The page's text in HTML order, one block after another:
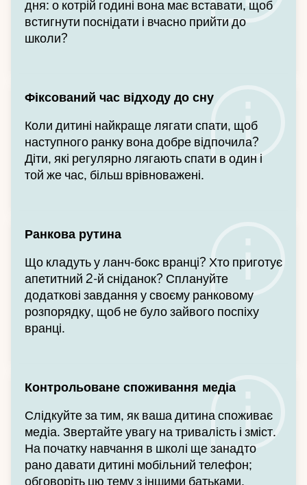
дня: о котрій годині вона має вставати, щоб
встигнути поснідати і вчасно прийти до
школи?
Фіксований час відходу до сну
Коли дитині найкраще лягати спати, щоб
наступного ранку вона добре відпочила?
Діти, які регулярно лягають спати в один і
той же час, більш врівноважені.
Ранкова рутина
Що кладуть у ланч-бокс вранці? Хто приготує
апетитний 2-й сніданок? Сплануйте
додаткові завдання у своєму ранковому
розпорядку, щоб не було зайвого поспіху
вранці.
Контрольоване споживання медіа
Слідкуйте за тим, як ваша дитина споживає
медіа. Звертайте увагу на тривалість і зміст.
На початку навчання в школі ще занадто
рано давати дитині мобільний телефон;
обговоріть цю тему з іншими батьками.